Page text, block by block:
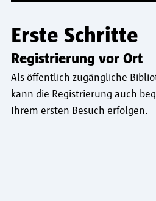
Erste Schritte
Registrierung vor Ort
Als öffentlich zugängliche
kann die Registrierung auch
Ihrem ersten Besuch erfolgen.